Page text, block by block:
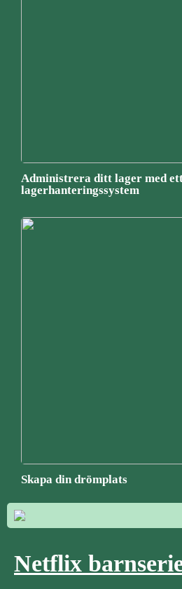
Administrera ditt lager med
lagerhanteringssystem
Skapa din drömplats
Netflix